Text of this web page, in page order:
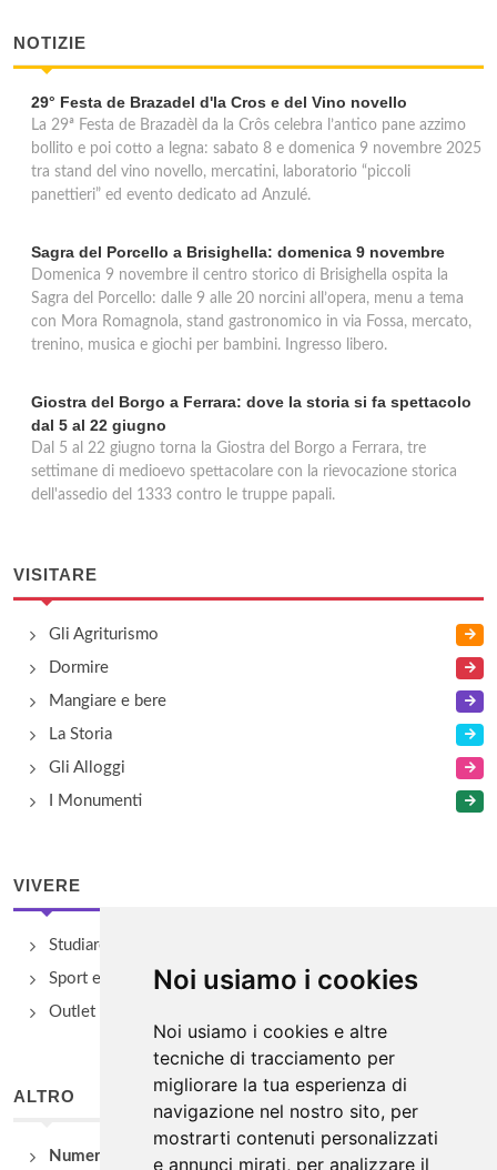
Noi usiamo i cookies
Noi usiamo i cookies e altre
tecniche di tracciamento per
migliorare la tua esperienza di
navigazione nel nostro sito, per
mostrarti contenuti personalizzati
e annunci mirati, per analizzare il
NOTIZIE
29° Festa de Brazadel d'la Cros e del Vino novello
La 29ª Festa de Brazadèl da la Crôs celebra l’antico pane azzimo
bollito e poi cotto a legna: sabato 8 e domenica 9 novembre 2025
tra stand del vino novello, mercatini, laboratorio “piccoli
panettieri” ed evento dedicato ad Anzulé.
Sagra del Porcello a Brisighella: domenica 9 novembre
Domenica 9 novembre il centro storico di Brisighella ospita la
Sagra del Porcello: dalle 9 alle 20 norcini all’opera, menu a tema
con Mora Romagnola, stand gastronomico in via Fossa, mercato,
trenino, musica e giochi per bambini. Ingresso libero.
Giostra del Borgo a Ferrara: dove la storia si fa spettacolo
dal 5 al 22 giugno
Dal 5 al 22 giugno torna la Giostra del Borgo a Ferrara, tre
settimane di medioevo spettacolare con la rievocazione storica
dell'assedio del 1333 contro le truppe papali.
VISITARE
Gli Agriturismo
Dormire
Mangiare e bere
La Storia
Gli Alloggi
I Monumenti
VIVERE
Studiare
Sport e Benessere
Outlet e spacci aziendali
ALTRO
Numeri Utili